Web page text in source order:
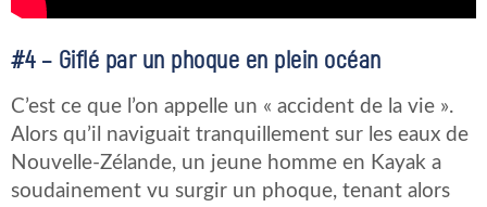
#4 – Giflé par un phoque en plein océan
C’est ce que l’on appelle un « accident de la vie ».
Alors qu’il naviguait tranquillement sur les eaux de
Nouvelle-Zélande, un jeune homme en Kayak a
soudainement vu surgir un phoque, tenant alors